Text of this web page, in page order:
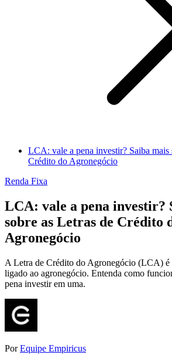
LCA: vale a pena investir? Saiba mais
Crédito do Agronegócio
Renda Fixa
LCA: vale a pena investir?
sobre as Letras de Crédito
Agronegócio
A Letra de Crédito do Agronegócio (LCA) é
ligado ao agronegócio. Entenda como
pena investir em uma.
PorEquipe Empiricus